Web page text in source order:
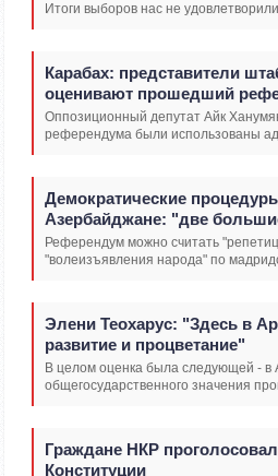
Итоги выборов нас не
Карабах: представители
оценивают прошедший
Оппозиционный депутат Айк
референдума были использованы
Демократические
Азербайджане: "две
Референдум можно считать
"волеизъявления народа" по
Элени Теохарус: "Здесь в
развитие и процветание"
В целом оценка была следующей -
общегосударственного значения
Граждане НКР
Конституции